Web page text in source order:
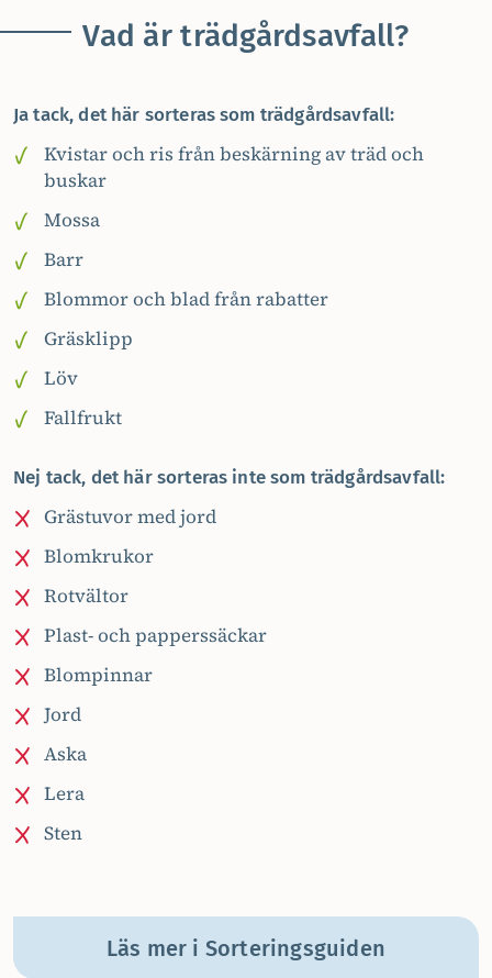
Vad är trädgårdsavfall?
Ja tack, det här sorteras som trädgårdsavfall:
Kvistar och ris från beskärning av träd och
buskar
Mossa
Barr
Blommor och blad från rabatter
Gräsklipp
Löv
Fallfrukt
Nej tack, det här sorteras inte som trädgårdsavfall:
Grästuvor med jord
Blomkrukor
Rotvältor
Plast- och papperssäckar
Blompinnar
Jord
Aska
Lera
Sten
Läs mer i Sorteringsguiden